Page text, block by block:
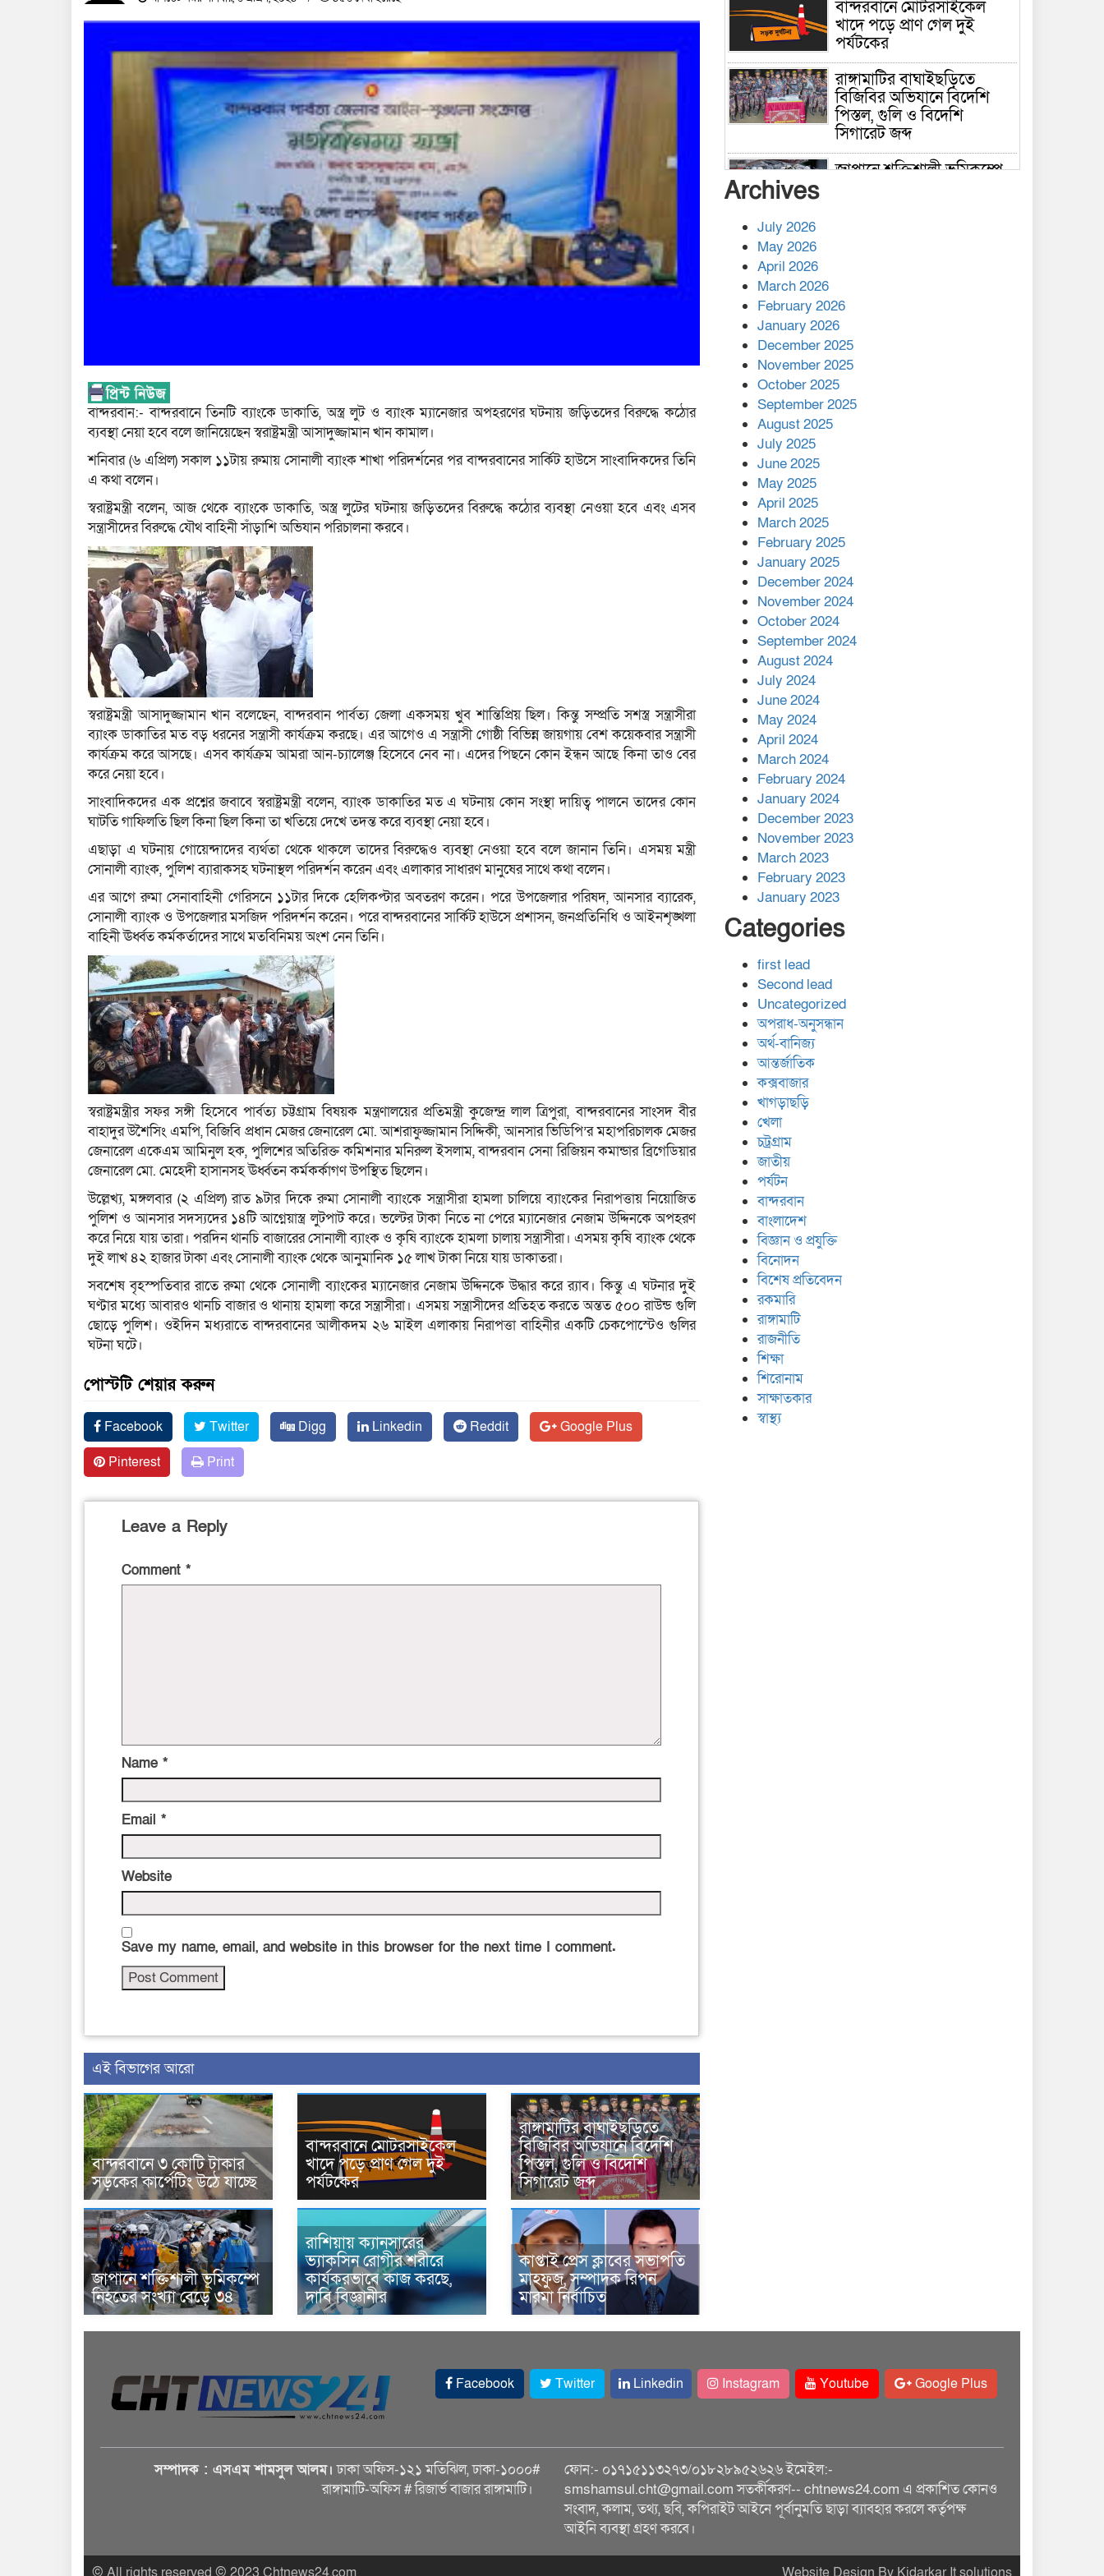
বান্দরবান:- বান্দরবানে তিনটি ব্যাংকে ডাকাতি, অস্ত্র লুট ও ব্যাংক ম্যানেজার অপহরণের ঘটনায় জড়িতদের বিরুদ্ধে কঠোর
ব্যবস্থা নেয়া হবে বলে জানিয়েছেন স্বরাষ্ট্রমন্ত্রী আসাদুজ্জামান খান কামাল।
শনিবার (৬ এপ্রিল) সকাল ১১টায় রুমায় সোনালী ব্যাংক শাখা পরিদর্শনের পর বান্দরবানের সার্কিট হাউসে সাংবাদিকদের তিনি
এ কথা বলেন।
স্বরাষ্ট্রমন্ত্রী বলেন, আজ থেকে ব্যাংকে ডাকাতি, অস্ত্র লুটের ঘটনায় জড়িতদের বিরুদ্ধে কঠোর ব্যবস্থা নেওয়া হবে এবং এসব
সন্ত্রাসীদের বিরুদ্ধে যৌথ বাহিনী সাঁড়াশি অভিযান পরিচালনা করবে।
স্বরাষ্ট্রমন্ত্রী আসাদুজ্জামান খান বলেছেন, বান্দরবান পার্বত্য জেলা একসময় খুব শান্তিপ্রিয় ছিল। কিন্তু সম্প্রতি সশস্ত্র সন্ত্রাসীরা
ব্যাংক ডাকাতির মত বড় ধরনের সন্ত্রাসী কার্যক্রম করছে। এর আগেও এ সন্ত্রাসী গোষ্ঠী বিভিন্ন জায়গায় বেশ কয়েকবার সন্ত্রাসী
কার্যক্রম করে আসছে। এসব কার্যক্রম আমরা আন-চ্যালেঞ্জ হিসেবে নেব না। এদের পিছনে কোন ইন্ধন আছে কিনা তাও বের
করে নেয়া হবে।
সাংবাদিকদের এক প্রশ্নের জবাবে স্বরাষ্ট্রমন্ত্রী বলেন, ব্যাংক ডাকাতির মত এ ঘটনায় কোন সংস্থা দায়িত্ব পালনে তাদের কোন
ঘাটতি গাফিলতি ছিল কিনা ছিল কিনা তা খতিয়ে দেখে তদন্ত করে ব্যবস্থা নেয়া হবে।
এছাড়া এ ঘটনায় গোয়েন্দাদের ব্যর্থতা থেকে থাকলে তাদের বিরুদ্ধেও ব্যবস্থা নেওয়া হবে বলে জানান তিনি। এসময় মন্ত্রী
সোনালী ব্যাংক, পুলিশ ব্যারাকসহ ঘটনাস্থল পরিদর্শন করেন এবং এলাকার সাধারণ মানুষের সাথে কথা বলেন।
এর আগে রুমা সেনাবাহিনী গেরিসনে ১১টার দিকে হেলিকপ্টার অবতরণ করেন। পরে উপজেলার পরিষদ, আনসার ব্যারেক,
সোনালী ব্যাংক ও উপজেলার মসজিদ পরিদর্শন করেন। পরে বান্দরবানের সার্কিট হাউসে প্রশাসন, জনপ্রতিনিধি ও আইনশৃঙ্খলা
বাহিনী ঊর্ধ্বত কর্মকর্তাদের সাথে মতবিনিময় অংশ নেন তিনি।
স্বরাষ্ট্রমন্ত্রীর সফর সঙ্গী হিসেবে পার্বত্য চট্টগ্রাম বিষয়ক মন্ত্রণালয়ের প্রতিমন্ত্রী কুজেন্দ্র লাল ত্রিপুরা, বান্দরবানের সাংসদ বীর
বাহাদুর উশৈসিং এমপি, বিজিবি প্রধান মেজর জেনারেল মো. আশরাফুজ্জামান সিদ্দিকী, আনসার ভিডিপি’র মহাপরিচালক মেজর
জেনারেল একেএম আমিনুল হক, পুলিশের অতিরিক্ত কমিশনার মনিরুল ইসলাম, বান্দরবান সেনা রিজিয়ন কমান্ডার ব্রিগেডিয়ার
জেনারেল মো. মেহেদী হাসানসহ ঊর্ধ্বতন কর্মকর্কাগণ উপস্থিত ছিলেন।
উল্লেখ্য, মঙ্গলবার (২ এপ্রিল) রাত ৯টার দিকে রুমা সোনালী ব্যাংকে সন্ত্রাসীরা হামলা চালিয়ে ব্যাংকের নিরাপত্তায় নিয়োজিত
পুলিশ ও আনসার সদস্যদের ১৪টি আগ্নেয়াস্ত্র লুটপাট করে। ভল্টের টাকা নিতে না পেরে ম্যানেজার নেজাম উদ্দিনকে অপহরণ
করে নিয়ে যায় তারা। পরদিন থানচি বাজারের সোনালী ব্যাংক ও কৃষি ব্যাংকে হামলা চালায় সন্ত্রাসীরা। এসময় কৃষি ব্যাংক থেকে
দুই লাখ ৪২ হাজার টাকা এবং সোনালী ব্যাংক থেকে আনুমানিক ১৫ লাখ টাকা নিয়ে যায় ডাকাতরা।
সবশেষ বৃহস্পতিবার রাতে রুমা থেকে সোনালী ব্যাংকের ম্যানেজার নেজাম উদ্দিনকে উদ্ধার করে র‌্যাব। কিন্তু এ ঘটনার দুই
ঘণ্টার মধ্যে আবারও থানচি বাজার ও থানায় হামলা করে সন্ত্রাসীরা। এসময় সন্ত্রাসীদের প্রতিহত করতে অন্তত ৫০০ রাউন্ড গুলি
ছোড়ে পুলিশ। ওইদিন মধ্যরাতে বান্দরবানের আলীকদম ২৬ মাইল এলাকায় নিরাপত্তা বাহিনীর একটি চেকপোস্টেও গুলির
ঘটনা ঘটে।
পোস্টটি শেয়ার করুন
Facebook Twitter Digg Linkedin Reddit
Google Plus
Pinterest
Print
Leave a Reply
Comment *
Name *
Email *
Website
Save my name, email, and website in this browser for the next time I comment.
এই বিভাগের আরো
বান্দরবানে ৩ কোটি টাকার
সড়কের কার্পেটিং উঠে যাচ্ছে
বান্দরবানে মোটরসাইকেল
খাদে পড়ে প্রাণ গেল দুই
পর্যটকের
রাঙ্গামাটির বাঘাইছড়িতে
বিজিবির অভিযানে বিদেশি
পিস্তল, গুলি ও বিদেশি
সিগারেট জব্দ
জাপানে শক্তিশালী ভূমিকম্পে
নিহতের সংখ্যা বেড়ে ৩৪
রাশিয়ায় ক্যানসারের
ভ্যাকসিন রোগীর শরীরে
কার্যকরভাবে কাজ করছে,
দাবি বিজ্ঞানীর
কাপ্তাই প্রেস ক্লাবের সভাপতি
মাহফুজ, সম্পাদক রিপন
মারমা নির্বাচিত
বান্দরবানে মোটরসাইকেল
খাদে পড়ে প্রাণ গেল দুই
পর্যটকের
রাঙ্গামাটির বাঘাইছড়িতে
বিজিবির অভিযানে বিদেশি
পিস্তল, গুলি ও বিদেশি
সিগারেট জব্দ
জাপানে শক্তিশালী ভূমিকম্পে
কাপ্তাই প্রেস ক্লাবের সভাপতি
মাহফুজ, সম্পাদক রিপন মারমা
নির্বাচিত
মালয়েশিয়ার প্রধানমন্ত্রীকে চিঠি
দেয়ার পর ফোন তারেক
রহমানের,গ্যাস সঙ্কট
মোকাবিলায় সহায়তার আশ্বাস
এক বিলিয়ন ডলার বিনিয়োগ
হবে আনোয়ারায়
বান্দরবানে বন্যায় ক্ষতিগ্রস্তদের
মাঝে সহায়তা দিলেন সাচিং প্রু
জেরী
Archives
July 2026
May 2026
April 2026
March 2026
February 2026
January 2026
December 2025
November 2025
October 2025
September 2025
August 2025
July 2025
June 2025
May 2025
April 2025
March 2025
February 2025
January 2025
December 2024
November 2024
October 2024
September 2024
August 2024
July 2024
June 2024
May 2024
April 2024
March 2024
February 2024
January 2024
December 2023
November 2023
March 2023
February 2023
January 2023
Categories
first lead
Second lead
Uncategorized
অপরাধ-অনুসন্ধান
অর্থ-বানিজ্য
আন্তর্জাতিক
কক্সবাজার
খাগড়াছড়ি
খেলা
চট্রগ্রাম
জাতীয়
পর্যটন
বান্দরবান
বাংলাদেশ
বিজ্ঞান ও প্রযুক্তি
বিনোদন
বিশেষ প্রতিবেদন
রকমারি
রাঙ্গামাটি
রাজনীতি
শিক্ষা
শিরোনাম
সাক্ষাতকার
স্বাস্থ্য
Facebook Twitter Linkedin Instagram Youtube Google Plus
সম্পাদক : এসএম শামসুল আলম। ঢাকা অফিস-১২১ মতিঝিল, ঢাকা-১০০০#
রাঙ্গামাটি-অফিস # রিজার্ভ বাজার রাঙ্গামাটি।
ফোন:- ০১৭১৫১১৩২৭৩/০১৮২৮৯৫২৬২৬ ইমেইল:-
smshamsul.cht@gmail.com সতর্কীকরণ-- chtnews24.com এ প্রকাশিত কোনও
সংবাদ, কলাম, তথ্য, ছবি, কপিরাইট আইনে পূর্বানুমতি ছাড়া ব্যাবহার করলে কর্তৃপক্ষ
আইনি ব্যবস্থা গ্রহণ করবে।